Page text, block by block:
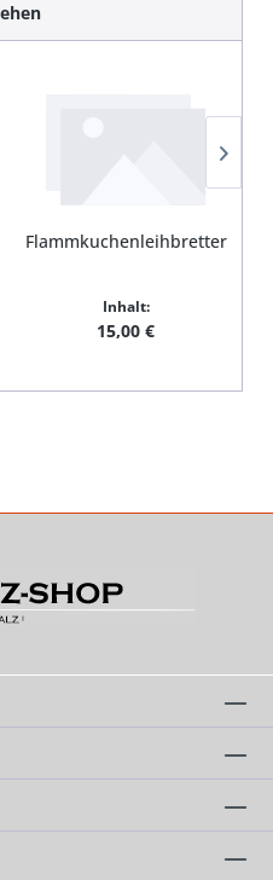
Flammkuchenleihbretter
Inhalt:
Regulärer Preis:
15,00 €